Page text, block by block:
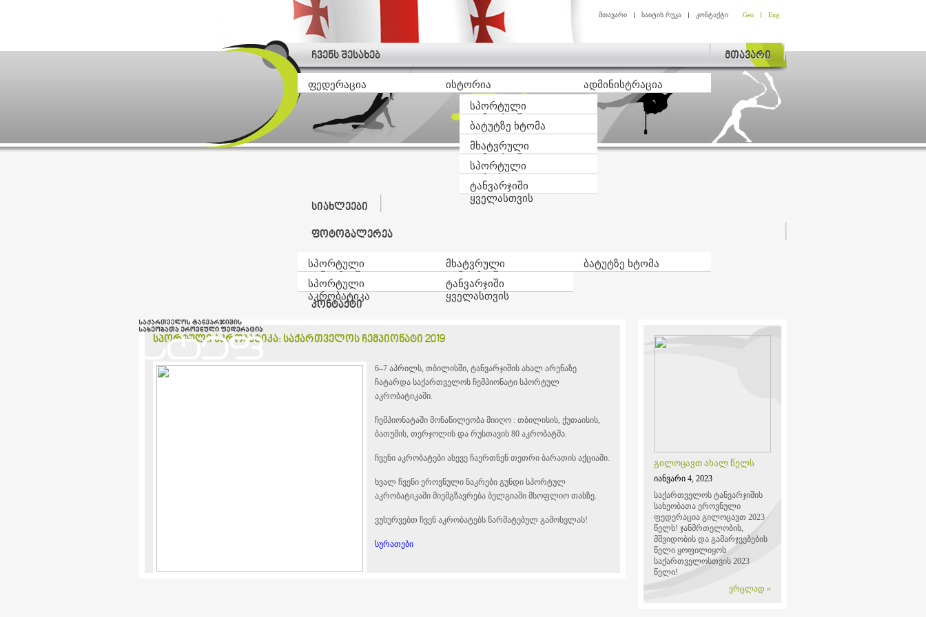
მთავარი საიტის რუკა კონტაქტი Geo Eng
ჩვენს შესახებ
ფედერაცია
ისტორია
სპორტული
ტანვარჯიში
ბატუტზე ხტომა
მხატვრული
ტანვარჯიში
სპორტული
აკრობატიკა
ტანვარჯიში
ყველასთვის
ადმინისტრაცია
მთავარი
სიახლეები
ფოტოგალერეა
სპორტული
ტანვარჯიში
მხატვრული
ტანვარჯიში
ბატუტზე ხტომა
სპორტული
აკრობატიკა
ტანვარჯიში
ყველასთვის
კონტაქტი
სპორტული აკრობატიკა: საქართველოს ჩემპიონატი 2019
6–7 აპრილს, თბილისში, ტანვარჯიშის ახალ არენაზე
ჩატარდა საქართველოს ჩემპიონატი სპორტულ
აკრობატიკაში.
ჩემპიონატაში მონაწილეობა მიიღო : თბილისის, ქუთაისის,
ბათუმის, თერჯოლის და რუსთავის 80 აკრობატმა.
ჩვენი აკრობატები ასევე ჩაერთნენ თეთრი ბარათის აქციაში.
ხვალ ჩვენი ეროვნული ნაკრები გუნდი სპორტულ
აკრობატიკაში მიემგზავრება ბელგიაში მსოფლიო თასზე.
ვუსურვებთ ჩვენ აკრობატებს წარმატებულ გამოსვლას!
სურათები
გილოცავთ ახალ წელს
იანვარი 4, 2023
საქართველოს ტანვარჯიშის
სახეობათა ეროვნული
ფედერაცია გილოცავთ 2023
წელს! ჯანმრთელობის,
მშვიდობის და გამარჯვებების
წელი ყოფილიყოს
საქართველოსთვის 2023
წელი!
ვრცლად »